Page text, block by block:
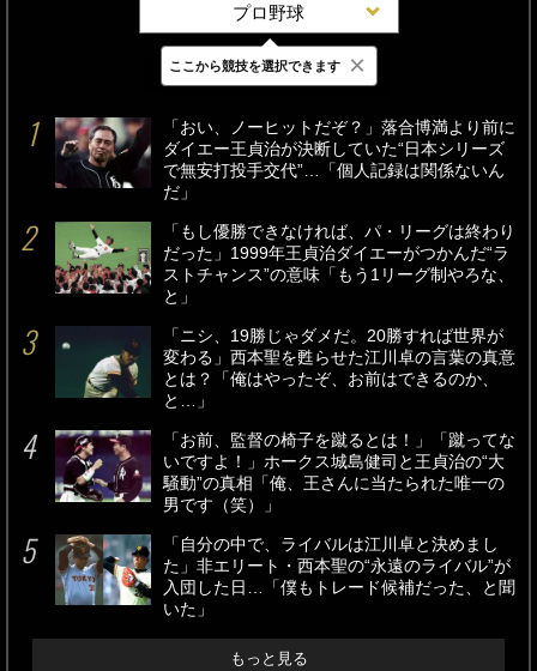
プロ野球
最新 24時間 週間
「おい、ノーヒットだぞ？」落合博満より前に
ダイエー王貞治が決断していた“日本シリーズ
で無安打投手交代”…「個人記録は関係ないん
だ」
「もし優勝できなければ、パ・リーグは終わり
だった」1999年王貞治ダイエーがつかんだ“ラ
ストチャンス”の意味「もう1リーグ制やろな、
と」
「ニシ、19勝じゃダメだ。20勝すれば世界が
変わる」西本聖を甦らせた江川卓の言葉の真意
とは？「俺はやったぞ、お前はできるのか、
と…」
「お前、監督の椅子を蹴るとは！」「蹴ってな
いですよ！」ホークス城島健司と王貞治の“大
騒動”の真相「俺、王さんに当たられた唯一の
男です（笑）」
「自分の中で、ライバルは江川卓と決めまし
た」非エリート・西本聖の“永遠のライバル”が
入団した日…「僕もトレード候補だった、と聞
いた」
もっと見る
ここから競技を選択できます ×